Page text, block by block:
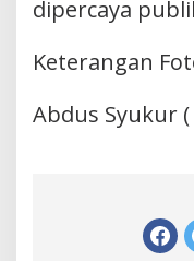
dipercaya
Keterangan
Abdus Syukur